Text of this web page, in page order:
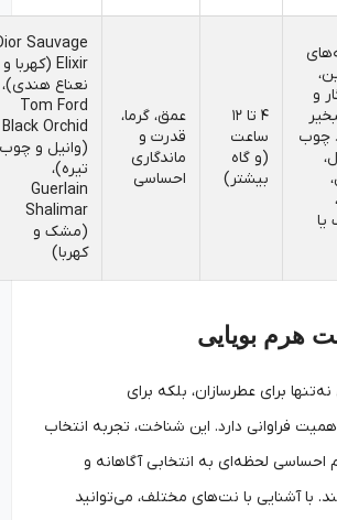
۴ تا ۱۲
ساعت
(و گاه
بیشتر)
عمق، گرما،
قدرت و
ماندگاری
احساسی
Dior Sauvage
Elixir (کهربا و
نعناع هندی)،
Tom Ford
Black Orchid
(وانیل و چوب
تیره)،
Guerlain
Shalimar
(مشک و
کهربا)
بویایی
برای عطرسازان، بلکه برای
فراوانی دارد. این شناخت، تجربه انتخاب
لحظه‌ای به انتخابی آگاهانه و
با نت‌های مختلف، می‌توانید